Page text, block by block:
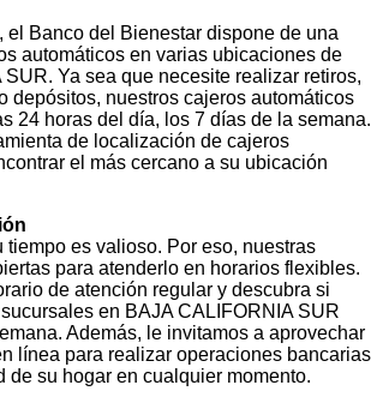
el Banco del Bienestar dispone de una
automáticos en varias ubicaciones de
SUR. Ya sea que necesite realizar retiros,
depósitos, nuestros cajeros automáticos
24 horas del día, los 7 días de la semana.
de localización de cajeros
el más cercano a su ubicación
tiempo es valioso. Por eso, nuestras
para atenderlo en horarios flexibles.
de atención regular y descubra si
en BAJA CALIFORNIA SUR
Además, le invitamos a aprovechar
línea para realizar operaciones bancarias
de su hogar en cualquier momento.